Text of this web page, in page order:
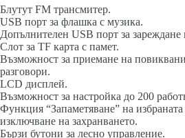
Блутут FM трансмитер.
USB порт за флашка с музика.
Допълнителен USB порт за
Слот за TF карта с памет.
Възможност за приемане на
разговори.
LCD дисплей.
Възможност за настройка до 200
Функция “Запаметяване” на
изключване на захранването.
Бързи бутони за лесно управление.